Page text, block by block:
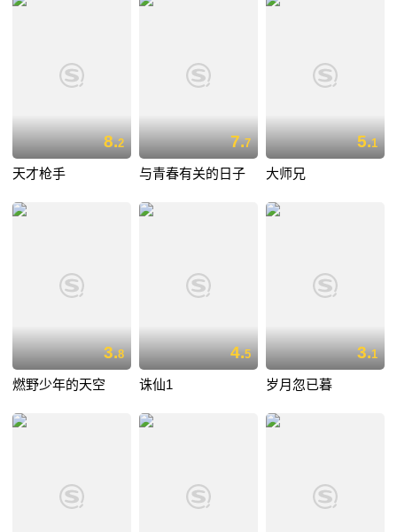
8.2
天才枪手
7.7
与青春有关的日子
5.1
大师兄
3.8
燃野少年的天空
4.5
诛仙1
3.1
岁月忽已暮